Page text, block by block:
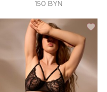
150 BYN